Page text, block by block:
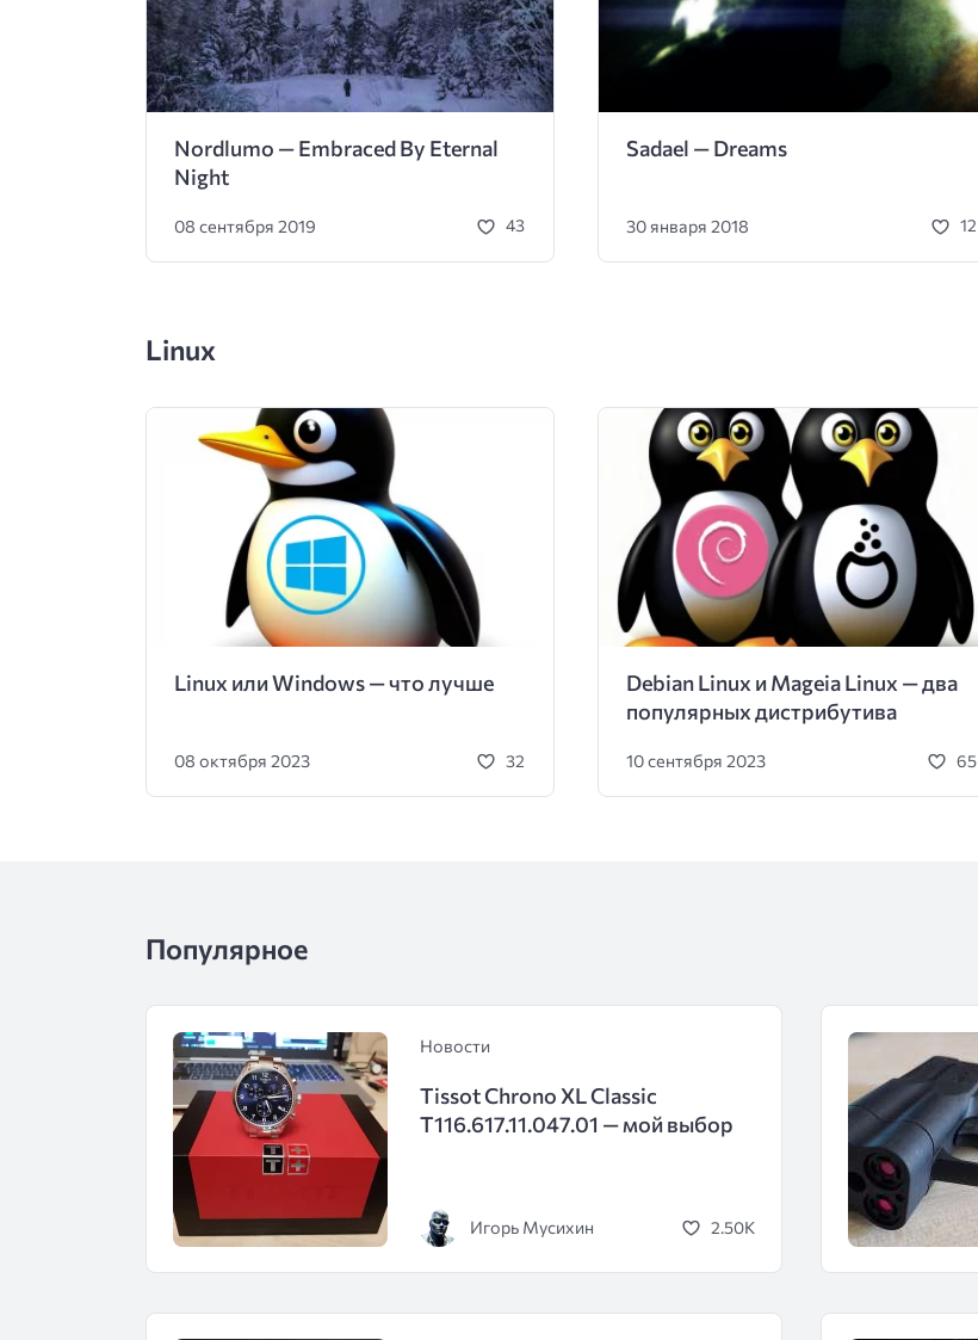
Nordlumo — Embraced By Eternal
Night
08 сентября 2019 43
Sadael — Dreams
30 января 2018 12
Linux
Linux или Windows — что лучше
08 октября 2023 32
Debian Linux и Mageia Linux — два
популярных дистрибутива
10 сентября 2023 65
Популярное
Новости
Tissot Chrono XL Classic
T116.617.11.047.01 — мой выбор
Игорь Мусихин 2.50K